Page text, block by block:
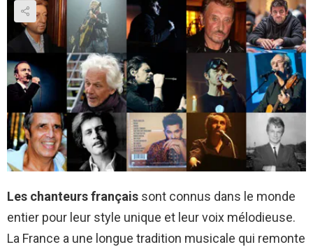
Les chanteurs français sont connus dans le monde
entier pour leur style unique et leur voix mélodieuse.
La France a une longue tradition musicale qui remonte